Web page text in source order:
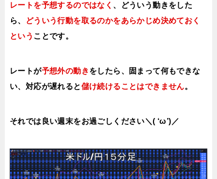
レートを予想するのではなく 、どういう動きをした
ら、
どういう行動を取るのかをあらかじめ決めておく
という ことです。
レートが予想外の動きをしたら、固まって何もできな
い、対応が遅れると儲け続けることはできません。
それでは良い週末をお過ごしください＼( ‘ω’)／